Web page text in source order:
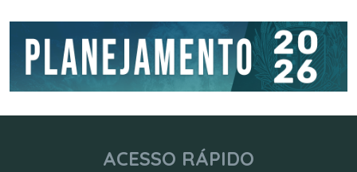
ACESSO RÁPIDO